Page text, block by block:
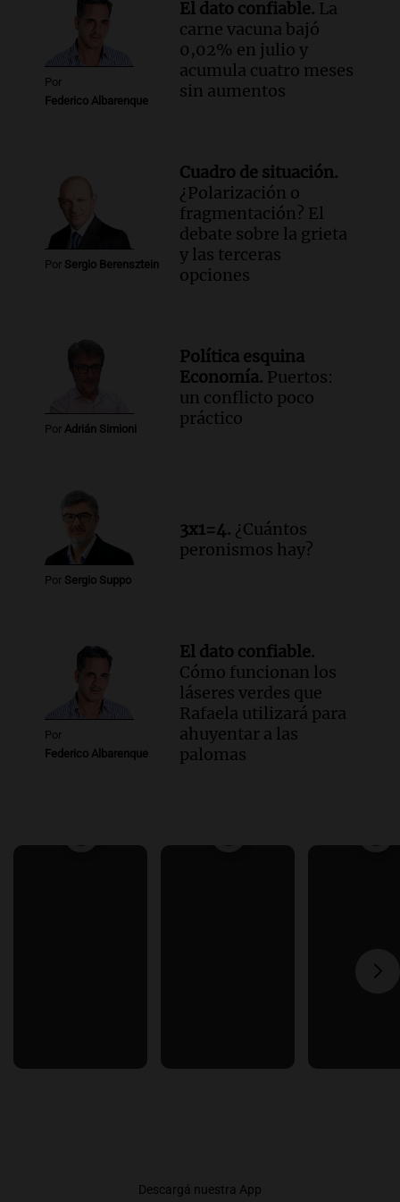
jubilaciones en la provincia
Panorama Federal
Episodios
Por
Federico Albarenque
El dato confiable. La
carne vacuna bajó
0,02% en julio y
acumula cuatro meses
sin aumentos
Por Sergio Berensztein
Cuadro de situación.
¿Polarización o
fragmentación? El
debate sobre la grieta
y las terceras
opciones
Por Adrián Simioni
Política esquina
Economía. Puertos:
un conflicto poco
práctico
Por Sergio Suppo
3x1=4. ¿Cuántos
peronismos hay?
Por
Federico Albarenque
El dato confiable.
Cómo funcionan los
láseres verdes que
Rafaela utilizará para
ahuyentar a las
palomas
Descargá nuestra App